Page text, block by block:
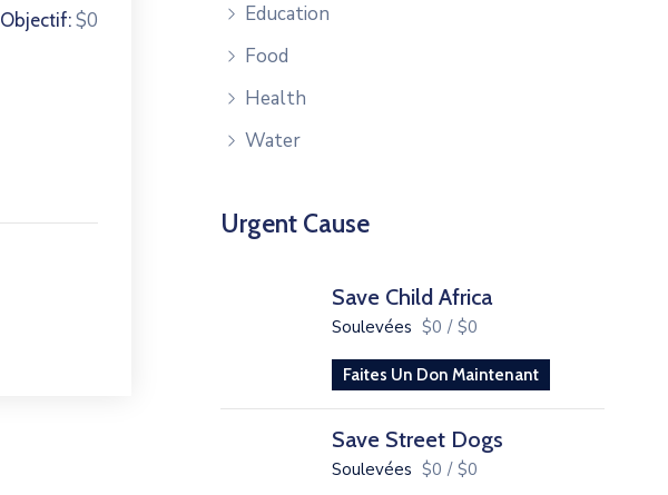
Education
Food
Health
Water
Urgent Cause
Save Child Africa
Soulevées $0 / $0
Faites Un Don Maintenant
Save Street Dogs
Soulevées $0 / $0
Objectif: $0